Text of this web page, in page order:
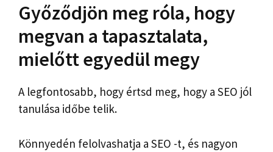
Győződjön meg róla, hogy
megvan a tapasztalata,
mielőtt egyedül megy
A legfontosabb, hogy értsd meg, hogy a SEO jól
tanulása időbe telik.
Könnyedén felolvashatja a SEO -t, és nagyon